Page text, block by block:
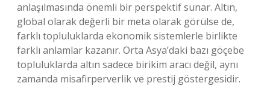
anlaşılmasında önemli bir perspektif sunar. Altın,
global olarak değerli bir meta olarak görülse de,
farklı topluluklarda ekonomik sistemlerle birlikte
farklı anlamlar kazanır. Orta Asya’daki bazı göçebe
topluluklarda altın sadece birikim aracı değil, aynı
zamanda misafirperverlik ve prestij göstergesidir.